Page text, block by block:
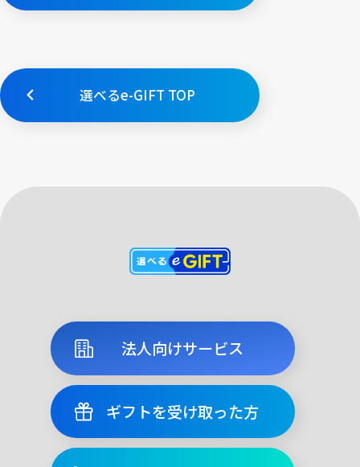
選べるe-GIFT TOP
法人向けサービス
ギフトを受け取った方